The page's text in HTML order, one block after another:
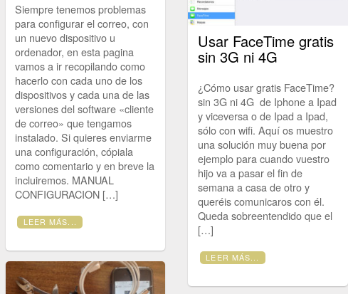
Siempre tenemos problemas
para configurar el correo, con
un nuevo dispositivo u
ordenador, en esta pagina
vamos a ir recopilando como
hacerlo con cada uno de los
dispositivos y cada una de las
versiones del software «cliente
de correo» que tengamos
instalado. Si quieres enviarme
una configuración, cópiala
como comentario y en breve la
incluiremos. MANUAL
CONFIGURACION […]
LEER MÁS...
Usar FaceTime gratis
sin 3G ni 4G
¿Cómo usar gratis FaceTime?
sin 3G ni 4G de Iphone a Ipad
y viceversa o de Ipad a Ipad,
sólo con wifi. Aquí os muestro
una solución muy buena por
ejemplo para cuando vuestro
hijo va a pasar el fin de
semana a casa de otro y
queréis comunicaros con él.
Queda sobreentendido que el
[…]
LEER MÁS...